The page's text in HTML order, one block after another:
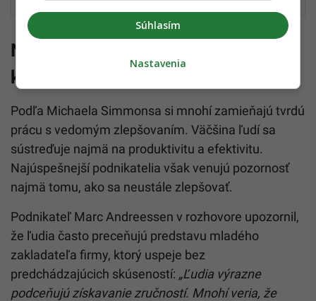
Neustále učenie prináša
konkurenčnú výhodu
Podľa Michaela Simmonsa si mnohí zamieňajú tvrdú
prácu s vedomým zlepšovaním. Väčšina ľudí sa
sústreďuje najmä na produktivitu a efektivitu.
Najúspešnejší podnikatelia však venujú pozornosť
najmä tomu, ako sa neustále zlepšovať.
Podnikateľ Marc Andreessen v rozhovore upozornil,
že ľudia často preceňujú predstavu mladého
zakladateľa firmy, ktorý uspeje bez
predchádzajúcich skúseností: „Ľudia výrazne
podceňujú získavanie zručností. Mnohí veria, že
Súhlasím
Nastavenia